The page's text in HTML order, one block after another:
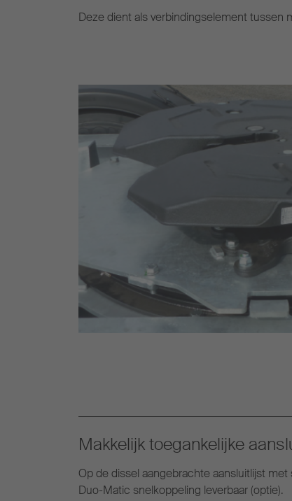
Deze dient als verbindingselement tussen
Makkelijk toegankelijke
Op de dissel aangebrachte aansluitlijst
Duo-Matic snelkoppeling leverbaar (optie).